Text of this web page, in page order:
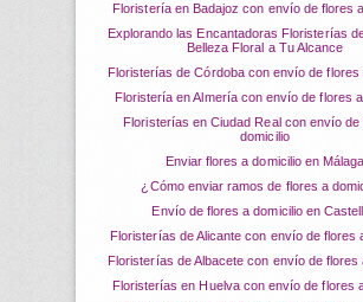
Floristería en Badajoz con envío de flores
Explorando las Encantadoras Floristerías de Caceres:
Belleza Floral a Tu Alcance
Floristerías de Córdoba con envío de flores
Floristería en Almería con envío de flores
Floristerías en Ciudad Real con envío de flores a
domicilio
Enviar flores a domicilio en Málaga
¿Cómo enviar ramos de flores a
Envío de flores a domicilio en
Floristerías de Alicante con envío de flores
Floristerías de Albacete con envío de flores
Floristerías en Huelva con envío de flores